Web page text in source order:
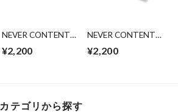
NEVER CONTENT
¥2,200
NEVER CONTENT
`Noir`
¥2,200
カテゴリから探す